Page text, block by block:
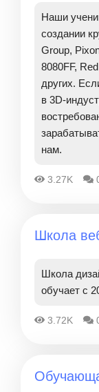
Наши
создании
Group,
8080FF,
других.
в 3D-
нам.
3.27K
Школа
Школа
обучает с
3.72K